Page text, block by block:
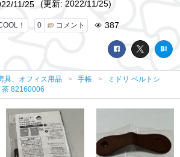
！ 0 コメント 387
11/25 (更新: 2022/11/25)
具、オフィス用品 手帳
ミドリ ベルトシ
茶 82160006